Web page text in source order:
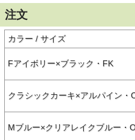
【商品説明】
用途に合わせてリバーシブルで
掛け合わせたコレクション。
布帛側はパーテックス ダイヤモ
面糸を使用した生地はフラット
耗性、耐久性に優れているため、
します。フリース側はポリエス
ボリュームを抑えめにし、イン
胸に配置した布帛のファスナー
もなっています。
シンプルでゆったりしたシェイ
ン。布帛、フリース双方の両サ
ケット内部のアジャスターで裾の
プなどのアウトドアシーンからタ
注文
カラー / サイズ
Fアイボリー×ブラック・FK
クラシックカーキ×アルパイン・
Mブルー×クリアレイクブルー・